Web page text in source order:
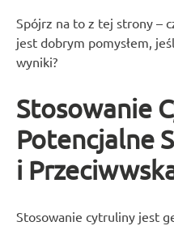
Spójrz na to z tej strony –
jest dobrym pomysłem,
wyniki?
Stosowanie
Potencjalne
i
Stosowanie cytruliny jest